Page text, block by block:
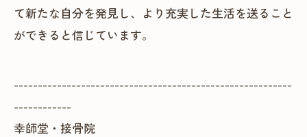
て新たな自分を発見し、より充実した生活を送ること
ができると信じています。
----------------------------------------------------------
------------
幸師堂・接骨院